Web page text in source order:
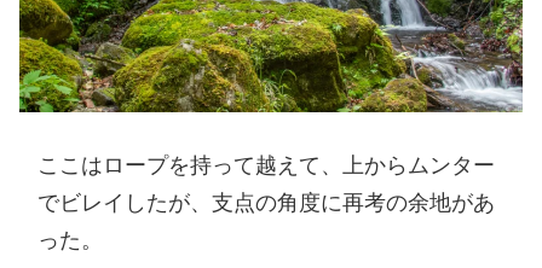
ここはロープを持って越えて、上からムンター
でビレイしたが、支点の角度に再考の余地があ
った。